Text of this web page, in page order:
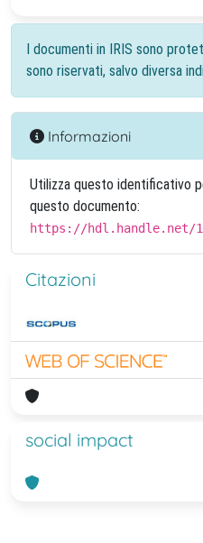
I documenti in IRIS sono
sono riservati, salvo diversa
Informazioni
Utilizza questo identificativo
questo documento:
https://hdl.handle.net/
Citazioni
social impact